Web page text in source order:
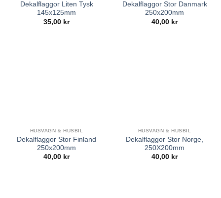
Dekalflaggor Liten Tysk
145x125mm
35,00 kr
Dekalflaggor Stor Danmark
250x200mm
40,00 kr
HUSVAGN & HUSBIL
Dekalflaggor Stor Finland
250x200mm
40,00 kr
HUSVAGN & HUSBIL
Dekalflaggor Stor Norge,
250X200mm
40,00 kr